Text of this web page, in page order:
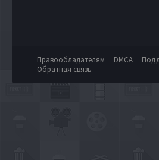
Правообладателям DMCA
Обратная связь